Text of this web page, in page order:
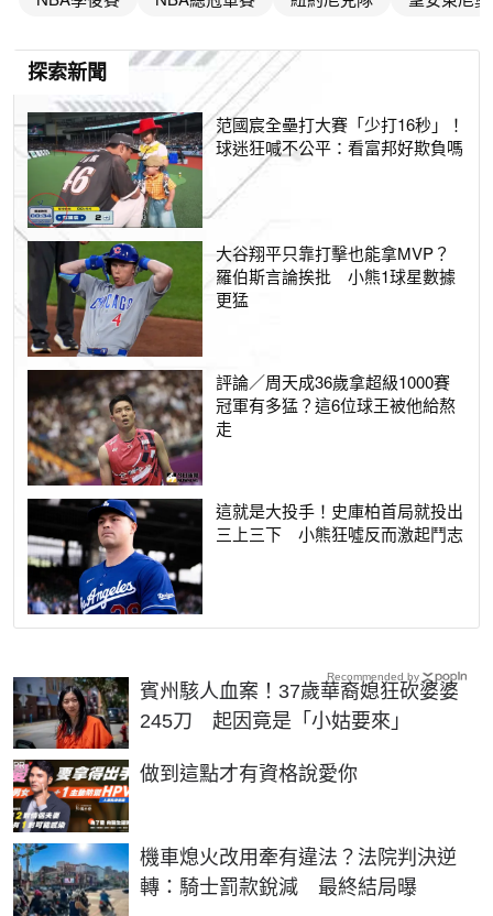
探索新聞
范國宸全壘打大賽「少打16秒」！
球迷狂喊不公平：看富邦好欺負嗎
大谷翔平只靠打擊也能拿MVP？
羅伯斯言論挨批 小熊1球星數據
更猛
評論／周天成36歲拿超級1000賽
冠軍有多猛？這6位球王被他給熬
走
這就是大投手！史庫柏首局就投出
三上三下 小熊狂噓反而激起鬥志
賓州駭人血案！37歲華裔媳狂砍婆婆
245刀 起因竟是「小姑要來」
做到這點才有資格說愛你
PR
機車熄火改用牽有違法？法院判決逆
轉：騎士罰款銳減 最終結局曝
Recommended by